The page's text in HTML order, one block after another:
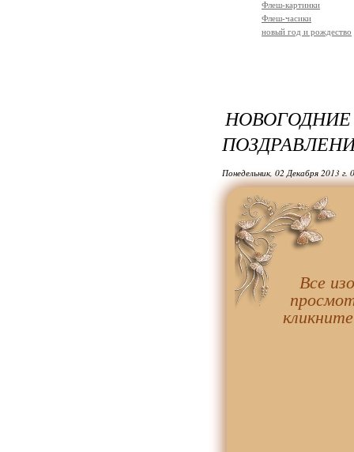
Флеш-картинки
Флеш-часики
новый год и рождество
Понедельник, 02 Декабря 2013 г.
Все